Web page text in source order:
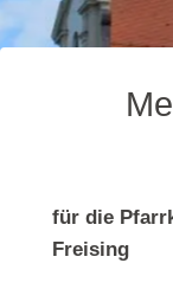
für die
Freising